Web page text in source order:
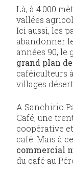
Là, à 4.000
vallées
Ici aussi, les
abandonner
années 90, le
grand plan
caféiculteurs
villages
A Sanchirio
Café, une
coopérative
café. Mais à
commercial
du café au